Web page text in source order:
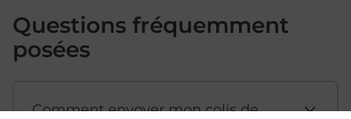
Questions fréquemment
posées
Comment envoyer mon colis de